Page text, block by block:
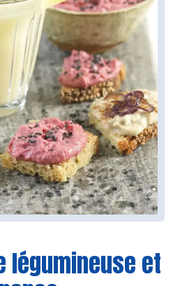
légumineuse et